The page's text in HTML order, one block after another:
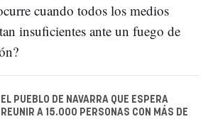
cuando todos los medios
insuficientes ante un fuego de
EL PUEBLO DE NAVARRA QUE ESPERA
REUNIR A 15.000 PERSONAS CON MÁS DE